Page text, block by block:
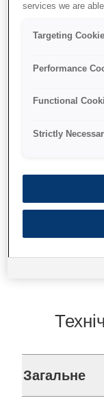
thermal
makes
150mm/
Загальне
services we are
Targeting
Performance
Functional
Strictly